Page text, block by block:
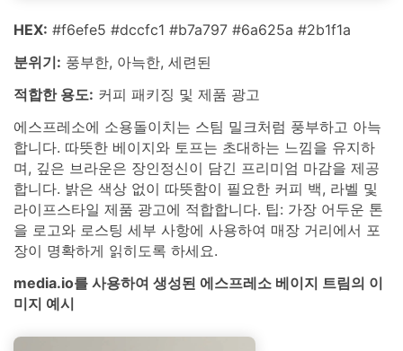
HEX: #f6efe5 #dccfc1 #b7a797 #6a625a #2b1f1a
분위기: 풍부한, 아늑한, 세련된
적합한 용도: 커피 패키징 및 제품 광고
에스프레소에 소용돌이치는 스팀 밀크처럼 풍부하고 아늑
합니다. 따뜻한 베이지와 토프는 초대하는 느낌을 유지하
며, 깊은 브라운은 장인정신이 담긴 프리미엄 마감을 제공
합니다. 밝은 색상 없이 따뜻함이 필요한 커피 백, 라벨 및
라이프스타일 제품 광고에 적합합니다. 팁: 가장 어두운 톤
을 로고와 로스팅 세부 사항에 사용하여 매장 거리에서 포
장이 명확하게 읽히도록 하세요.
media.io를 사용하여 생성된 에스프레소 베이지 트림의 이
미지 예시